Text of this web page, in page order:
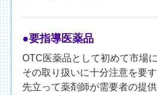
●要指導医薬品
OTC医薬品として初めて市場
その取り扱いに十分注意を要
先立って薬剤師が需要者の提